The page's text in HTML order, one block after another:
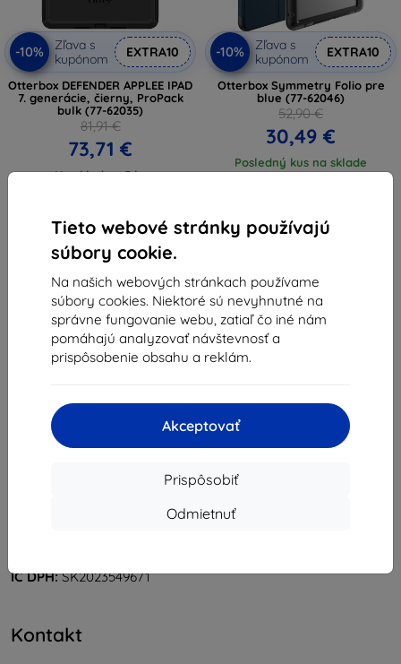
Tieto webové stránky používajú
súbory cookie.
Na našich webových stránkach používame
súbory cookies. Niektoré sú nevyhnutné na
správne fungovanie webu, zatiaľ čo iné nám
pomáhajú analyzovať návštevnosť a
prispôsobenie obsahu a reklám.
Akceptovať
Prispôsobiť
Odmietnuť
-10%
Zľava s
kupónom
EXTRA10
Otterbox DEFENDER APPLEE IPAD
7. generácie, čierny, ProPack
bulk (77-62035)
81,91 €
73,71 €
Na sklade > 5 ks
-10%
Zľava s
kupónom
EXTRA10
Otterbox Symmetry Folio pre
blue (77-62046)
52,90 €
30,49 €
Posledný kus na sklade
z celkom4.
Ulica Rudolfa Mocka 3750/2A
IČ DPH:SK2023549671
Kontakt